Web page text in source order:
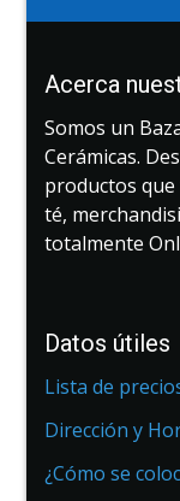
Acerca
Somos un
Cerámicas.
productos que
té,
totalmente
Datos útiles
Lista de
Dirección y
¿Cómo se